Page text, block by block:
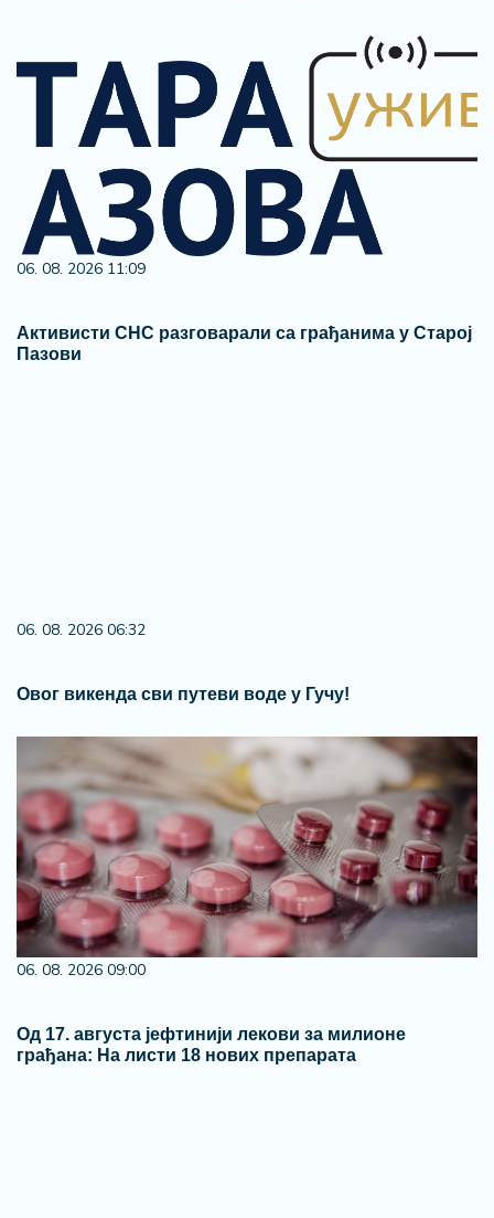
09. 07. 2026 09:20
23. 07. 2026 12:47
Zašto sve više ljudi bira večeru koja se spontano
pretvori u druženje